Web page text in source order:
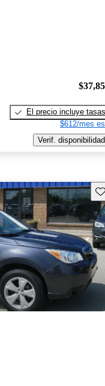
El precio incluye tasas
$612/mes
Verif. disponibilidad